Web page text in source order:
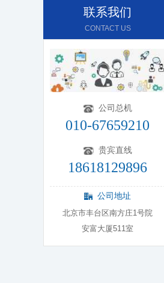
联系我们
CONTACT US
公司总机
010-67659210
贵宾直线
18618129896
公司地址
北京市丰台区南方庄1号院
安富大厦511室